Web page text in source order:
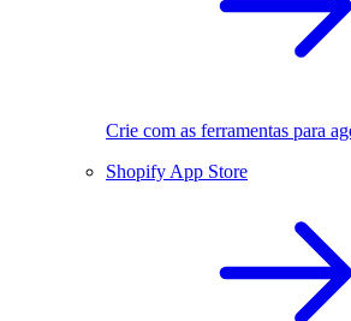
Crie com as ferramentas para
Shopify App Store